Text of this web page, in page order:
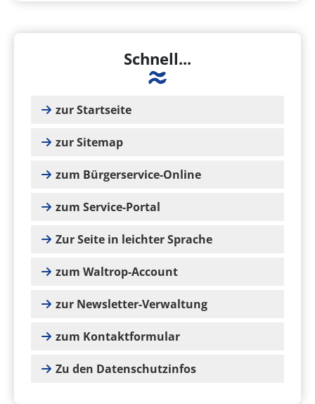
Schnell...
zur Startseite
zur Sitemap
zum Bürgerservice-Online
zum Service-Portal
Zur Seite in leichter Sprache
zum Waltrop-Account
zur Newsletter-Verwaltung
zum Kontaktformular
Zu den Datenschutzinfos